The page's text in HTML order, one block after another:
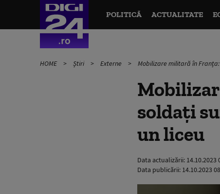
POLITICĂ ACTUALITATE
HOME Știri Externe Mobilizare militară în
soldați
un liceu
Data actualizării: 14.10.2023
Data publicării: 14.10.2023